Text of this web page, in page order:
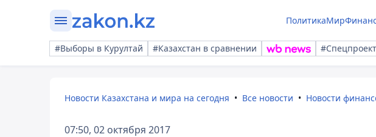
ПолитикаМир
#Выборы в Курултай #Казахстан в сравнении
Новости Казахстана и мира на сегодня Все новости Новости
07:50, 02 октября 2017